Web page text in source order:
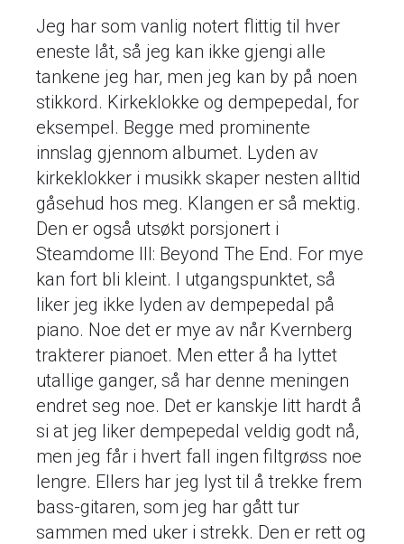
Jeg har som vanlig notert flittig til hver
eneste låt, så jeg kan ikke gjengi alle
tankene jeg har, men jeg kan by på noen
stikkord. Kirkeklokke og dempepedal, for
eksempel. Begge med prominente
innslag gjennom albumet. Lyden av
kirkeklokker i musikk skaper nesten alltid
gåsehud hos meg. Klangen er så mektig.
Den er også utsøkt porsjonert i
Steamdome III: Beyond The End. For mye
kan fort bli kleint. I utgangspunktet, så
liker jeg ikke lyden av dempepedal på
piano. Noe det er mye av når Kvernberg
trakterer pianoet. Men etter å ha lyttet
utallige ganger, så har denne meningen
endret seg noe. Det er kanskje litt hardt å
si at jeg liker dempepedal veldig godt nå,
men jeg får i hvert fall ingen filtgrøss noe
lengre. Ellers har jeg lyst til å trekke frem
bass-gitaren, som jeg har gått tur
sammen med uker i strekk. Den er rett og